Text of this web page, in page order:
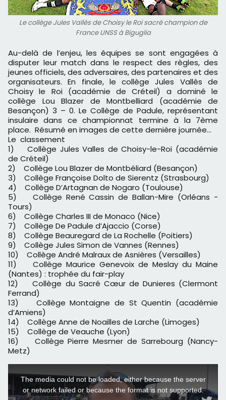
Le collège Jules Vallès de Choisy le Roi sacré champion de
France UNSS à Biguglia
Au-delà de l’enjeu, les équipes se sont engagées à
disputer leur match dans le respect des règles, des
jeunes officiels, des adversaires, des partenaires et des
organisateurs. En finale, le collège Jules Vallès de
Choisy le Roi (académie de Créteil) a dominé le
collège Lou Blazer de Montbelliard (académie de
Besançon) 3 – 0. Le Collège de Padule, représentant
insulaire dans ce championnat termine à la 7ème
place. Résumé en images de cette dernière journée…
Le classement
1) Collège Jules Valles de Choisy-le-Roi (académie
de Créteil)
2) Collège Lou Blazer de Montbéliard (Besançon)
3) Collège Françoise Dolto de Sierentz (Strasbourg)
4) Collège D’Artagnan de Nogaro (Toulouse)
5) Collège René Cassin de Ballan-Mire (Orléans -
Tours)
6) Collège Charles III de Monaco (Nice)
7) Collège De Padule d’Ajaccio (Corse)
8) Collège Beauregard de La Rochelle (Poitiers)
9) Collège Jules Simon de Vannes (Rennes)
10) Collège André Malraux de Asnières (Versailles)
11) Collège Maurice Genevoix de Meslay du Maine
(Nantes) : trophée du fair-play
12) Collège du Sacré Cœur de Dunieres (Clermont
Ferrand)
13) Collège Montaigne de St Quentin (académie
d’Amiens)
14) Collège Anne de Noailles de Larche (Limoges)
15) Collège de Veauche (Lyon)
16) Collège Pierre Mesmer de Sarrebourg (Nancy-
Metz)